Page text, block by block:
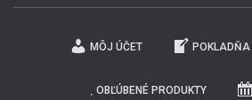
MÔJ ÚČET POKLADŇA
OBĽÚBENÉ PRODUKTY